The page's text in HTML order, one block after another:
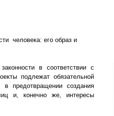
человека: его образ и
в соответствии с
подлежат обязательной
в предотвращении создания
и, конечно же, интересы